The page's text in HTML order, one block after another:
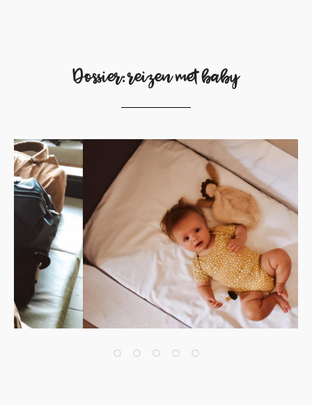
Dossier: reizen met baby